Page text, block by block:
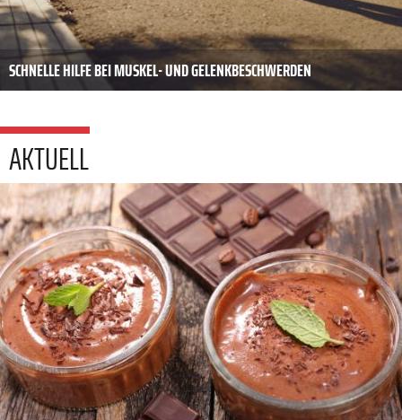
SCHNELLE HILFE BEI MUSKEL- UND GELENKBESCHWERDEN
AKTUELL